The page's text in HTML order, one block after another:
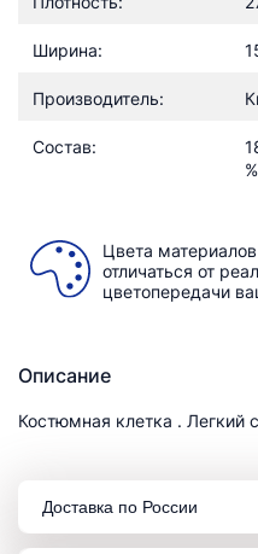
Ширина:
Производитель:
Состав:
Цвета
отличаться от
цветопередачи
Описание
Костюмная клетка . Легкий
Доставка по России